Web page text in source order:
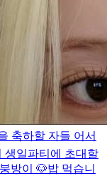
축하할 자들 어서
생일파티에 초대할
붕방이 🐶밥 먹습니